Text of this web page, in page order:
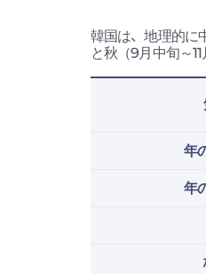
韓国は、地理的に
と秋（9月中旬～
年
年